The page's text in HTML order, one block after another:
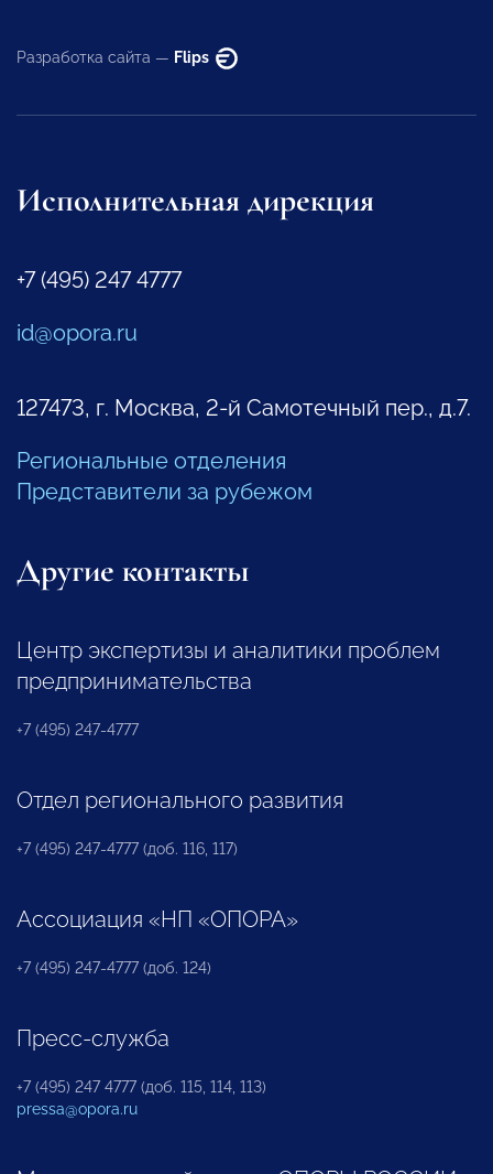
Разработка сайта — Flips
Исполнительная дирекция
+7 (495) 247 4777
id@opora.ru
127473, г. Москва, 2-й Самотечный пер., д.7.
Региональные отделения
Представители за рубежом
Другие контакты
Центр экспертизы и аналитики проблем
предпринимательства
+7 (495) 247-4777
Отдел регионального развития
+7 (495) 247-4777 (доб. 116, 117)
Ассоциация «НП «ОПОРА»
+7 (495) 247-4777 (доб. 124)
Пресс-служба
+7 (495) 247 4777 (доб. 115, 114, 113)
pressa@opora.ru